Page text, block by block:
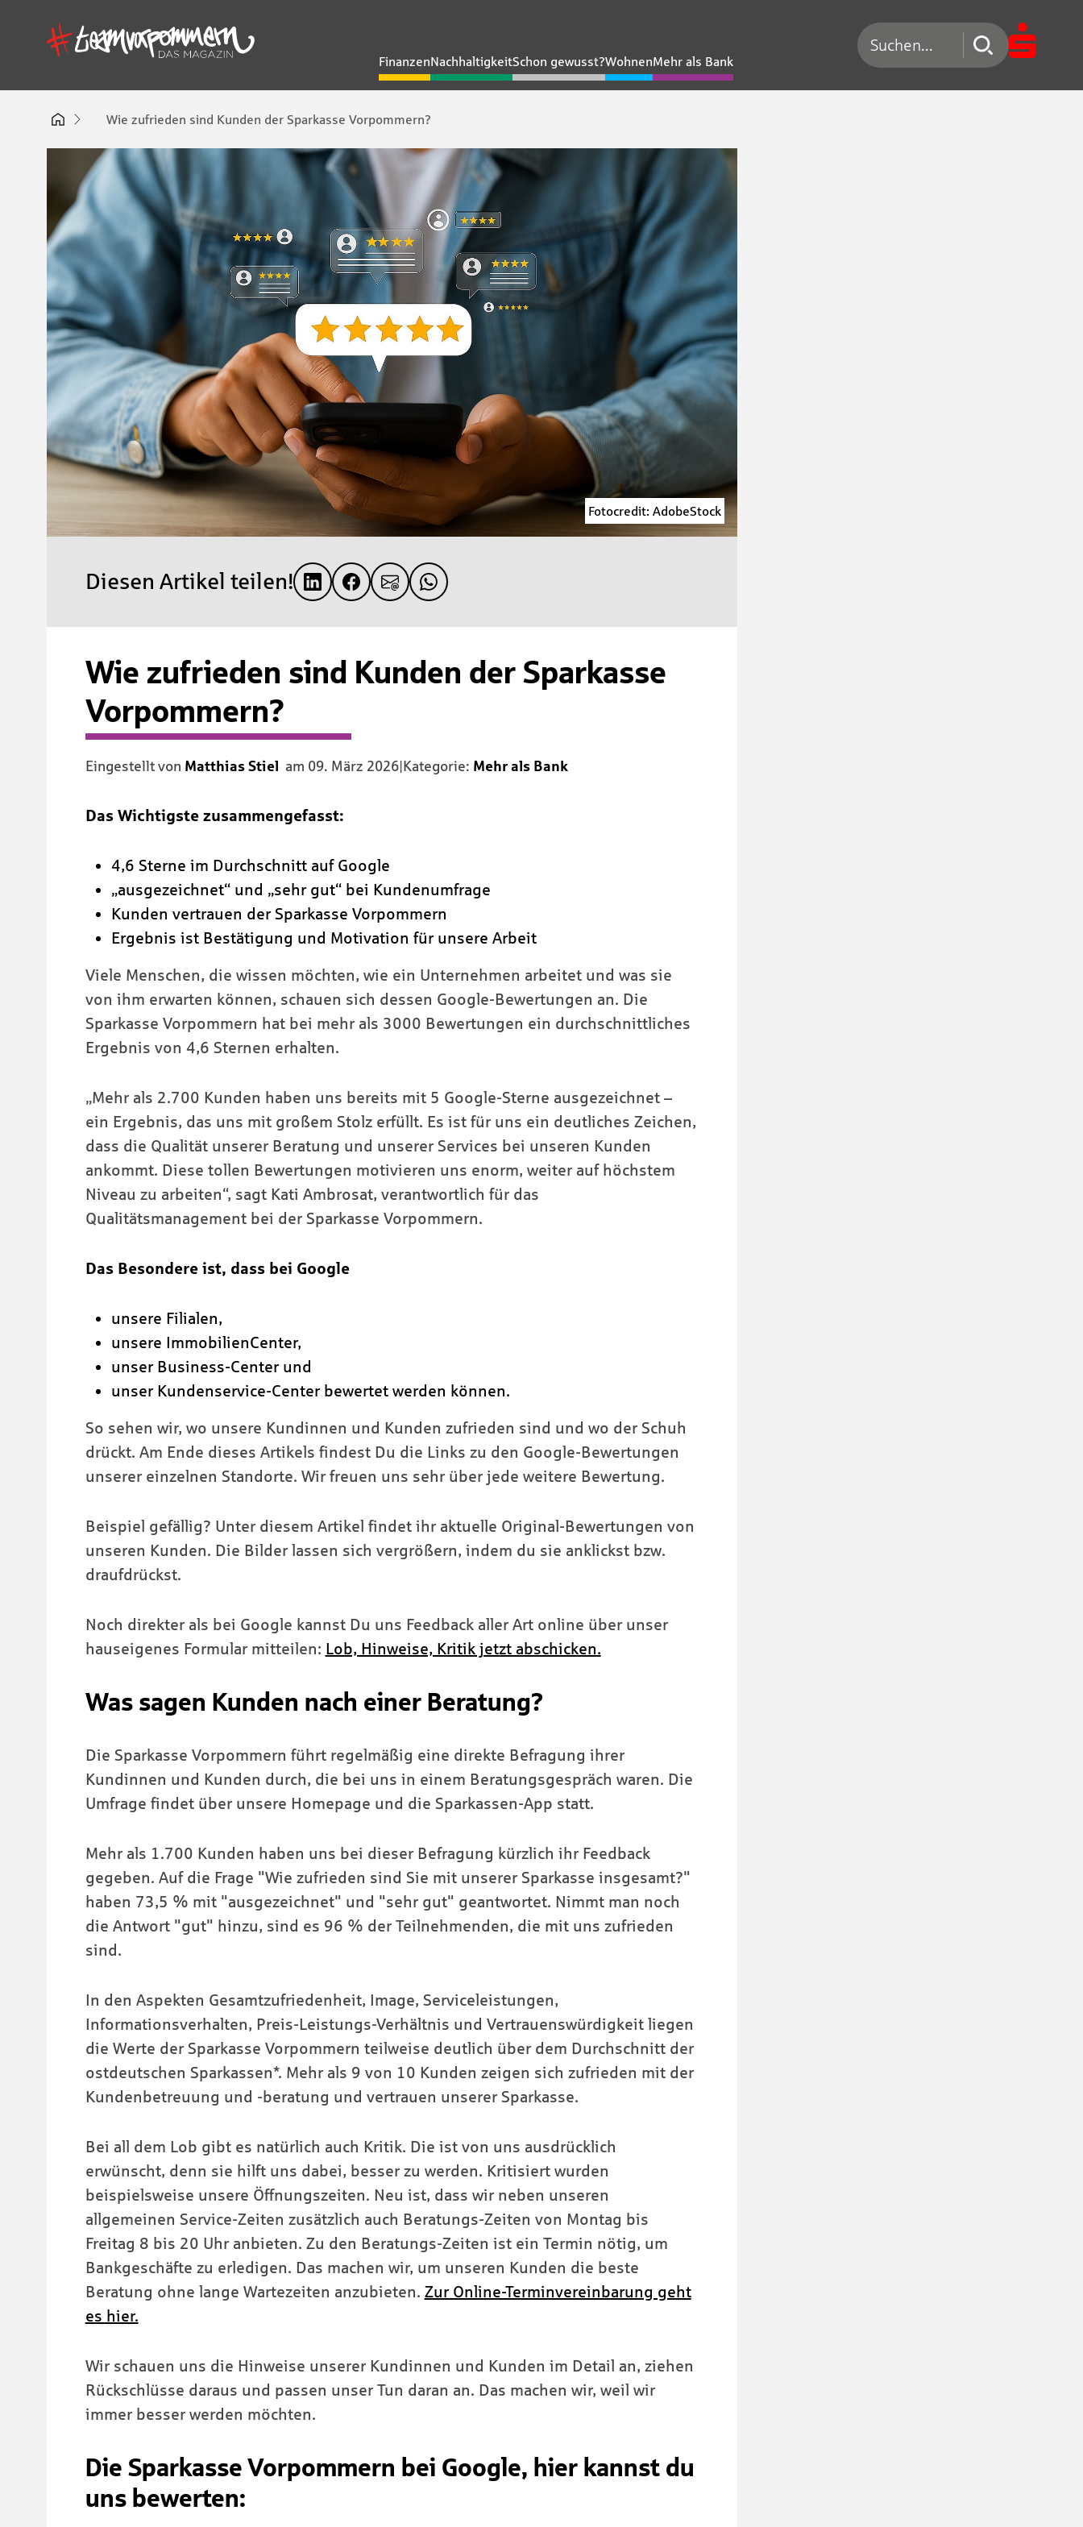
FinanzenNachhaltigkeitSchon gewusst?WohnenMehr als Bank
Suchen nach
Wie zufrieden sind Kunden der Sparkasse Vorpommern?
Fotocredit: AdobeStock
Diesen Artikel teilen!
Wie zufrieden sind Kunden der Sparkasse
Vorpommern?
Eingestellt von Matthias Stiel am 09. März 2026| Kategorie: Mehr als Bank
Das Wichtigste zusammengefasst:
4,6 Sterne im Durchschnitt auf Google
„ausgezeichnet“ und „sehr gut“ bei Kundenumfrage
Kunden vertrauen der Sparkasse Vorpommern
Ergebnis ist Bestätigung und Motivation für unsere Arbeit
Viele Menschen, die wissen möchten, wie ein Unternehmen arbeitet und was sie
von ihm erwarten können, schauen sich dessen Google-Bewertungen an. Die
Sparkasse Vorpommern hat bei mehr als 3000 Bewertungen ein durchschnittliches
Ergebnis von 4,6 Sternen erhalten.
„Mehr als 2.700 Kunden haben uns bereits mit 5 Google-Sterne ausgezeichnet –
ein Ergebnis, das uns mit großem Stolz erfüllt. Es ist für uns ein deutliches Zeichen,
dass die Qualität unserer Beratung und unserer Services bei unseren Kunden
ankommt. Diese tollen Bewertungen motivieren uns enorm, weiter auf höchstem
Niveau zu arbeiten“, sagt Kati Ambrosat, verantwortlich für das
Qualitätsmanagement bei der Sparkasse Vorpommern.
Das Besondere ist, dass bei Google
unsere Filialen,
unsere ImmobilienCenter,
unser Business-Center und
unser Kundenservice-Center bewertet werden können.
So sehen wir, wo unsere Kundinnen und Kunden zufrieden sind und wo der Schuh
drückt. Am Ende dieses Artikels findest Du die Links zu den Google-Bewertungen
unserer einzelnen Standorte. Wir freuen uns sehr über jede weitere Bewertung.
Beispiel gefällig? Unter diesem Artikel findet ihr aktuelle Original-Bewertungen von
unseren Kunden. Die Bilder lassen sich vergrößern, indem du sie anklickst bzw.
draufdrückst.
Noch direkter als bei Google kannst Du uns Feedback aller Art online über unser
hauseigenes Formular mitteilen: Lob, Hinweise, Kritik jetzt abschicken.
Was sagen Kunden nach einer Beratung?
Die Sparkasse Vorpommern führt regelmäßig eine direkte Befragung ihrer
Kundinnen und Kunden durch, die bei uns in einem Beratungsgespräch waren. Die
Umfrage findet über unsere Homepage und die Sparkassen-App statt.
Mehr als 1.700 Kunden haben uns bei dieser Befragung kürzlich ihr Feedback
gegeben. Auf die Frage "Wie zufrieden sind Sie mit unserer Sparkasse insgesamt?"
haben 73,5 % mit "ausgezeichnet" und "sehr gut" geantwortet. Nimmt man noch
die Antwort "gut" hinzu, sind es 96 % der Teilnehmenden, die mit uns zufrieden
sind.
In den Aspekten Gesamtzufriedenheit, Image, Serviceleistungen,
Informationsverhalten, Preis-Leistungs-Verhältnis und Vertrauenswürdigkeit liegen
die Werte der Sparkasse Vorpommern teilweise deutlich über dem Durchschnitt der
ostdeutschen Sparkassen*. Mehr als 9 von 10 Kunden zeigen sich zufrieden mit der
Kundenbetreuung und -beratung und vertrauen unserer Sparkasse.
Bei all dem Lob gibt es natürlich auch Kritik. Die ist von uns ausdrücklich
erwünscht, denn sie hilft uns dabei, besser zu werden. Kritisiert wurden
beispielsweise unsere Öffnungszeiten. Neu ist, dass wir neben unseren
allgemeinen Service-Zeiten zusätzlich auch Beratungs-Zeiten von Montag bis
Freitag 8 bis 20 Uhr anbieten. Zu den Beratungs-Zeiten ist ein Termin nötig, um
Bankgeschäfte zu erledigen. Das machen wir, um unseren Kunden die beste
Beratung ohne lange Wartezeiten anzubieten. Zur Online-Terminvereinbarung geht
es hier.
Wir schauen uns die Hinweise unserer Kundinnen und Kunden im Detail an, ziehen
Rückschlüsse daraus und passen unser Tun daran an. Das machen wir, weil wir
immer besser werden möchten.
Die Sparkasse Vorpommern bei Google, hier kannst du
uns bewerten: